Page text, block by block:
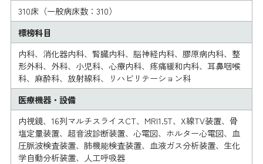
310床（一般病床数：310）
標榜科目
内科、消化器内科、腎臓内科、脳神経内科、膠原病内科、整
形外科、外科、小児科、心療内科、疼痛緩和内科、耳鼻咽喉
科、麻酔科、放射線科、リハビリテーション科
医療機器・設備
内視鏡、16列マルチスライスCT、MRI1.5T、X線TV装置、骨
塩定量装置、超音波診断装置、心電図、ホルター心電図、血
圧脈波検査装置、肺機能検査装置、血液ガス分析装置、生化
学自動分析装置、人工呼吸器